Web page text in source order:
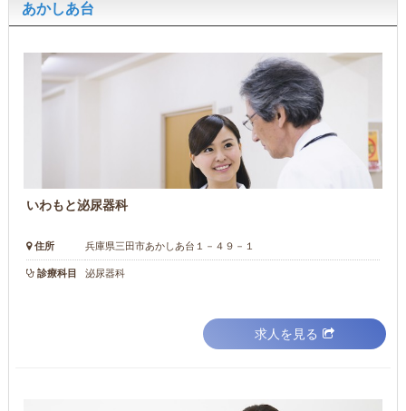
あかしあ台
いわもと泌尿器科
住所 兵庫県三田市あかしあ台１－４９－１
診療科目 泌尿器科
求人を見る